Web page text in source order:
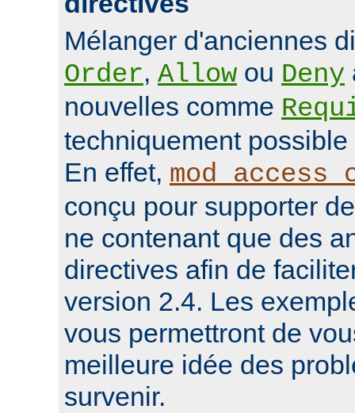
Mélanger d'anciennes
Order, Allow ou Deny
nouvelles comme
techniquement
En effet,
conçu pour supporter
ne contenant que des
directives afin de
version 2.4. Les
vous permettront de
meilleure idée des
survenir.